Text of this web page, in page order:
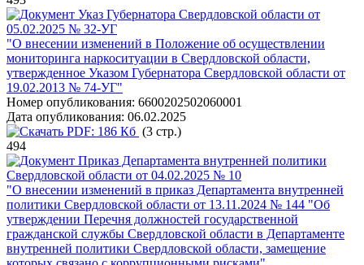
Указ Губернатора Свердловской области от
05.02.2025 № 32-УГ
"О внесении изменений в Положение об осуществлении
мониторинга наркоситуации в Свердловской области,
утвержденное Указом Губернатора Свердловской области от
19.02.2013 № 74-УГ"
Номер опубликования: 6600202502060001
Дата опубликования: 06.02.2025
PDF: 186 Кб (3 стр.)
494
Приказ Департамента внутренней политики
Свердловской области от 04.02.2025 № 10
"О внесении изменений в приказ Департамента внутренней
политики Свердловской области от 13.11.2024 № 144 "Об
утверждении Перечня должностей государственной
гражданской службы Свердловской области в Департаменте
внутренней политики Свердловской области, замещение